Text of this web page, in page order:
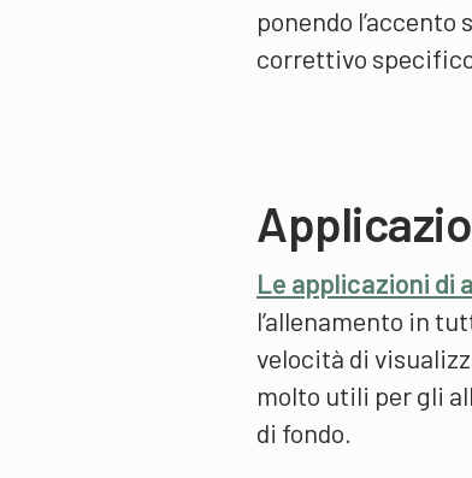
ponendo
correttivo
Le applicazioni di
l’allenamento in
velocità di
molto utili per gli
di fondo.